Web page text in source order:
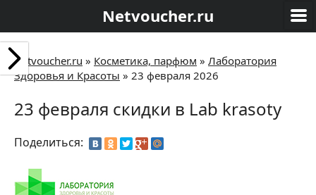
Netvoucher.ru
Netvoucher.ru » Косметика, парфюм » Лаборатория
Здоровья и Красоты » 23 февраля 2026
23 февраля скидки в Lab krasoty
Поделиться: